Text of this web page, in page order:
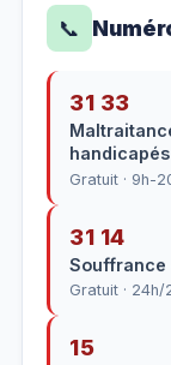
📞
31 33
handicapés
Gratuit · 9h-
31 14
Souffrance
Gratuit ·
15